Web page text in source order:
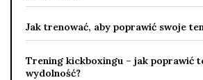
Jak trenować, aby poprawić swoje
Trening kickboxingu – jak poprawić
wydolność?